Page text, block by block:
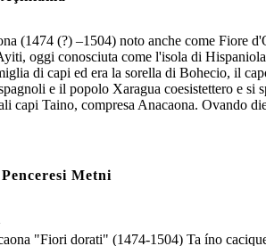
(1474 (?) –1504) noto anche come Fiore
oggi conosciuta come l'isola di
di capi ed era la sorella di Bohecio, il
e il popolo Xaragua coesistettero e si
capi Taino, compresa Anacaona. Ovando
Metni
"Fiori dorati" (1474-1504) Ta íno